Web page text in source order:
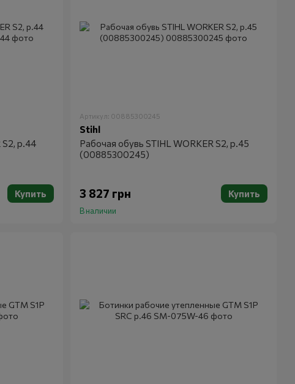
р.44
Купить
Артикул: 00885300245
Stihl
Рабочая обувь STIHL WORKER S2, р.45
(00885300245)
3 827 грн Купить
В наличии